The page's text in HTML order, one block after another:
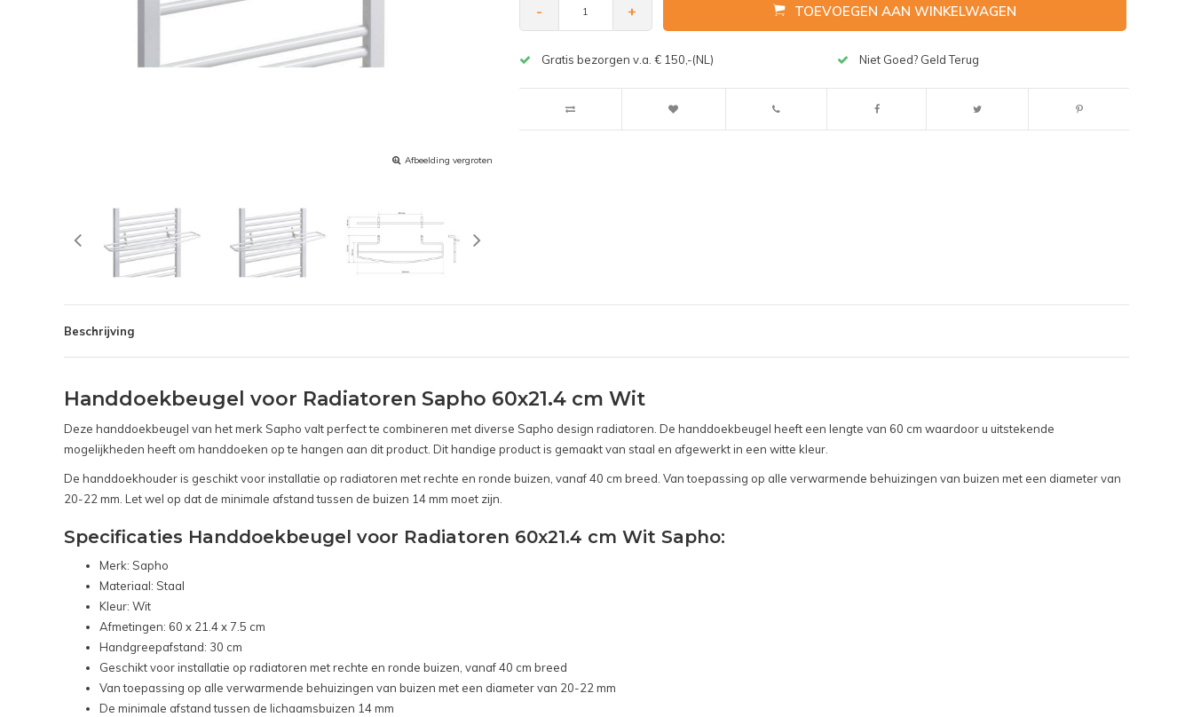
Afbeelding vergroten
- + TOEVOEGEN AAN WINKELWAGEN
Gratis bezorgen v.a. € 150,-(NL) Niet Goed? Geld Terug
Beschrijving
Handdoekbeugel voor Radiatoren Sapho 60x21.4 cm Wit
Deze handdoekbeugel van het merk Sapho valt perfect te combineren met diverse Sapho design radiatoren. De handdoekbeugel heeft een lengte van 60 cm waardoor u uitstekende
mogelijkheden heeft om handdoeken op te hangen aan dit product. Dit handige product is gemaakt van staal en afgewerkt in een witte kleur.
De handdoekhouder is geschikt voor installatie op radiatoren met rechte en ronde buizen, vanaf 40 cm breed. Van toepassing op alle verwarmende behuizingen van buizen met een diameter van
20-22 mm. Let wel op dat de minimale afstand tussen de buizen 14 mm moet zijn.
Specificaties Handdoekbeugel voor Radiatoren 60x21.4 cm Wit Sapho:
Merk: Sapho
Materiaal: Staal
Kleur: Wit
Afmetingen: 60 x 21.4 x 7.5 cm
Handgreepafstand: 30 cm
Geschikt voor installatie op radiatoren met rechte en ronde buizen, vanaf 40 cm breed
Van toepassing op alle verwarmende behuizingen van buizen met een diameter van 20-22 mm
De minimale afstand tussen de lichaamsbuizen 14 mm